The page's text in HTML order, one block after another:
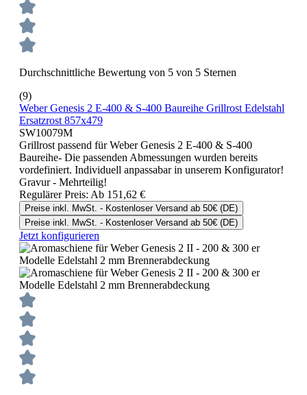
Durchschnittliche Bewertung von 5 von 5 Sternen
(9)
Weber Genesis 2 E-400 & S-400 Baureihe Grillrost Edelstahl
Ersatzrost 857x479
SW10079M
Grillrost passend für Weber Genesis 2 E-400 & S-400
Baureihe- Die passenden Abmessungen wurden bereits
vordefiniert. Individuell anpassabar in unserem Konfigurator!
Gravur - Mehrteilig!
Regulärer Preis: Ab 151,62 €
Preise inkl. MwSt. - Kostenloser Versand ab 50€ (DE)
Preise inkl. MwSt. - Kostenloser Versand ab 50€ (DE)
Jetzt konfigurieren